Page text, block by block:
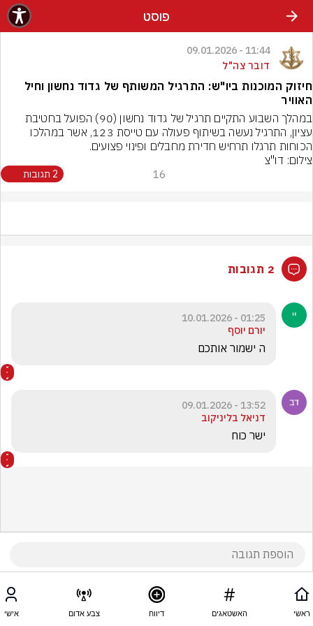
פוסט
11:44 - 09.01.2026
דובר צה"ל
חיזוק המוכנות ביו"ש: התרגיל המשותף של גדוד נחשון וחיל
האוויר
הכוחות תרגלו תרחיש חדירת מחבלים ופינוי פצועים.
צילום: דו"צ
16 2 תגובות
2 תגובות
01:25 - 10.01.2026
יורם יוסף
ה ישמור אותכם
13:52 - 09.01.2026
דניאל בליניקוב
ישר כוח
ראשי האשטאגים דיווח צבע אדום אישי